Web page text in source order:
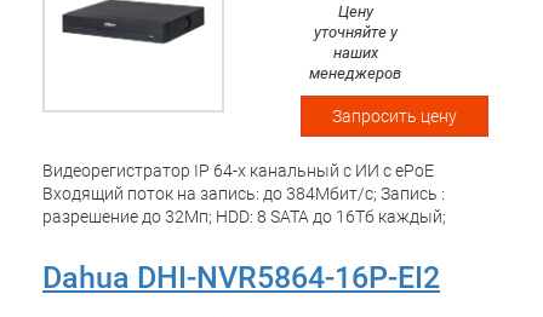
Видеорегистратор IP 64-х канальный с ИИ с ePoE
Входящий поток на запись: до 384Мбит/с; Запись :
разрешение до 32Мп; HDD: 8 SATA до 16Тб каждый;
Видеовыходы: 2 HDMI, 2 VGA; Сеть: 2 порта 1000Mb; 16
RJ45 100Мбит/с (8 ePoE + 8 PoE/PoE+, до 150Вт); USB:2
Цену
уточняйте у
наших
менеджеров
Запросить цену
Dahua DHI-NVR5864-16P-EI2